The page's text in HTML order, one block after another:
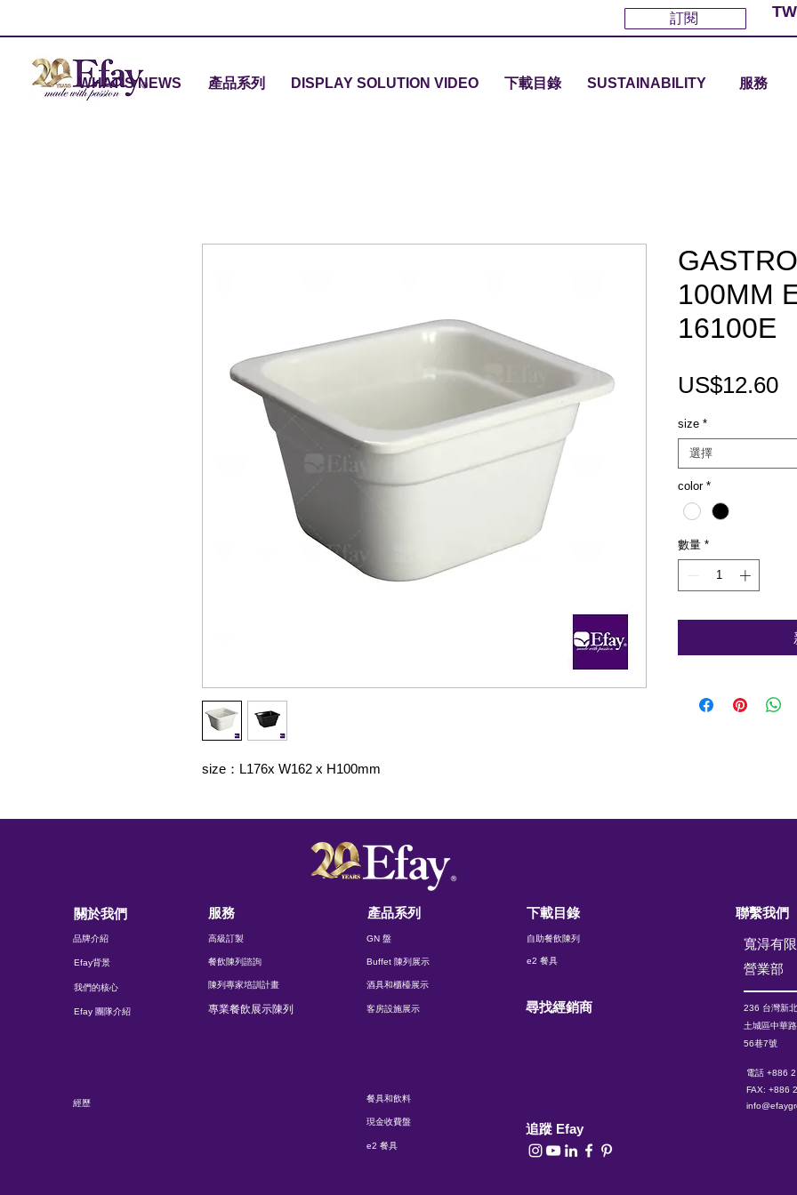
訂閱
WHAT'S NEWS 產品系列 DISPLAY SOLUTION VIDEO 下載目錄 SUSTAINABILITY 服務
size：L176x W162 x H100mm
100MM
16100E
US$12.60價
size *
選擇
color *
數量 *
關於我們
品牌介紹
Efay背景
我們的核心
Efay 團隊介紹
服務
高級訂製
餐飲陳列諮詢
陳列專家培訓計畫
專業餐飲展示陳列
產品系列
GN 盤
Buffet 陳列展示
下載目錄
自助餐飲陳列
e2 餐具
酒具和櫃檯展示
客房設施展示 尋找經銷商
經歷 餐具和飲料
現金收費盤
e2 餐具
追蹤 Efay
聯繫我們
寬淂有
​營業部
236 台灣新
土城區中華
56巷7號
電話 +886
FAX: +886